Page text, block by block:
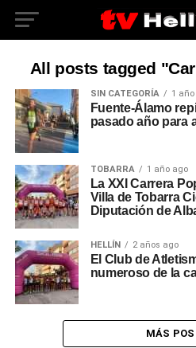
All posts tagged
SIN CATEGORÍA 1
Fuente-Álamo
pasado año para
TOBARRA 1 año ago
La XXI Carrera
Villa de Tobarra
Diputación de
HELLÍN 2 años ago
El Club de
numeroso de la
MÁS